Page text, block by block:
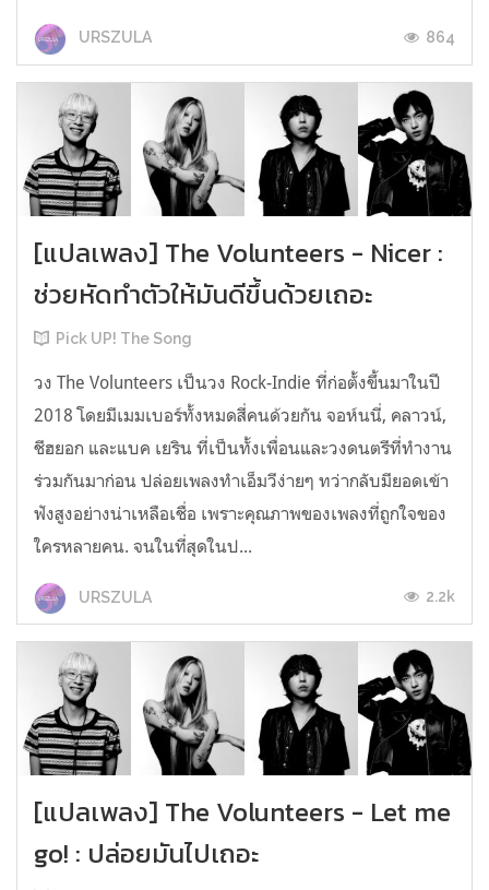
URSZULA 864
[แปลเพลง] The Volunteers - Nicer :
ช่วยหัดทำตัวให้มันดีขึ้นด้วยเถอะ
Pick UP! The Song
วง The Volunteers เป็นวง Rock-Indie ที่ก่อตั้งขึ้นมาในปี
2018 โดยมีเมมเบอร์ทั้งหมดสี่คนด้วยกัน จอห์นนี่, คลาวน์,
ชีฮยอก และแบค เยริน ที่เป็นทั้งเพื่อนและวงดนตรีที่ทำงาน
ร่วมกันมาก่อน ปล่อยเพลงทำเอ็มวีง่ายๆ ทว่ากลับมียอดเข้า
ฟังสูงอย่างน่าเหลือเชื่อ เพราะคุณภาพของเพลงที่ถูกใจของ
ใครหลายคน. จนในที่สุดในป...
URSZULA 2.2k
[แปลเพลง] The Volunteers - Let me
go! : ปล่อยมันไปเถอะ